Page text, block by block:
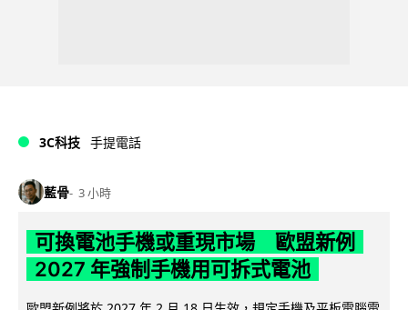
3C科技 手提電話
藍骨 3 小時
可換電池手機或重現市場 歐盟新例
2027 年強制手機用可拆式電池